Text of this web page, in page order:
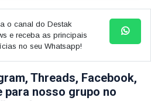
o canal do Destak
e receba as principais
no seu Whatsapp!
Threads, Facebook,
para nosso grupo no